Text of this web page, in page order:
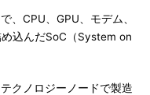
、CPU、GPU、モデム、
込んだSoC（System on
クノロジーノードで製造